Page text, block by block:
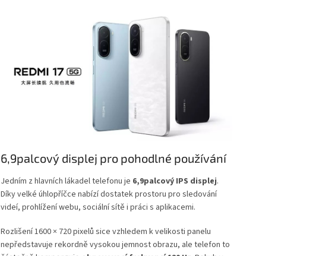
6,9palcový displej pro pohodlné používání
Jedním z hlavních lákadel telefonu je 6,9palcový IPS displej.
Díky velké úhlopříčce nabízí dostatek prostoru pro sledování
videí, prohlížení webu, sociální sítě i práci s aplikacemi.
Rozlišení 1600 × 720 pixelů sice vzhledem k velikosti panelu
nepředstavuje rekordně vysokou jemnost obrazu, ale telefon to